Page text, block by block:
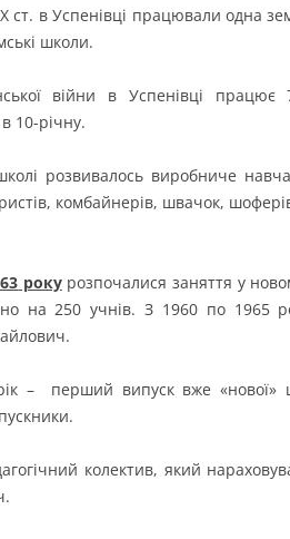
ст. в Успенівці працювали одна
школи.
війни в Успенівці
10-річну.
розвивалось виробниче
комбайнерів, швачок,
рокурозпочалися заняття у
на 250 учнів. З 1960 по 1965
– перший випуск вже «нової»
колектив, який